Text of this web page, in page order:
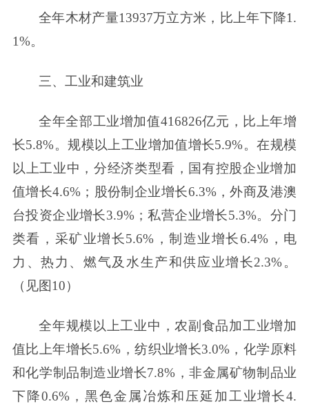
全年木材产量13937万立方米，比上年下降1.
1%。
三、工业和建筑业
全年全部工业增加值416826亿元，比上年增
长5.8%。规模以上工业增加值增长5.9%。在规模
以上工业中，分经济类型看，国有控股企业增加
值增长4.6%；股份制企业增长6.3%，外商及港澳
台投资企业增长3.9%；私营企业增长5.3%。分门
类看，采矿业增长5.6%，制造业增长6.4%，电
力、热力、燃气及水生产和供应业增长2.3%。
（见图10）
全年规模以上工业中，农副食品加工业增加
值比上年增长5.6%，纺织业增长3.0%，化学原料
和化学制品制造业增长7.8%，非金属矿物制品业
下降0.6%，黑色金属冶炼和压延加工业增长4.